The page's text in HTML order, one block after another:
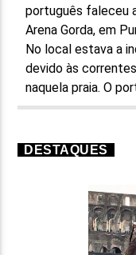
português faleceu
Arena Gorda, em
No local estava a
devido às
naquela praia. O
DESTAQUES